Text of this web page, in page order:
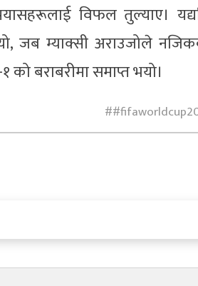
विफल तुल्याए।
जब म्याक्सी अराउजोले
बराबरीमा समाप्त भयो।